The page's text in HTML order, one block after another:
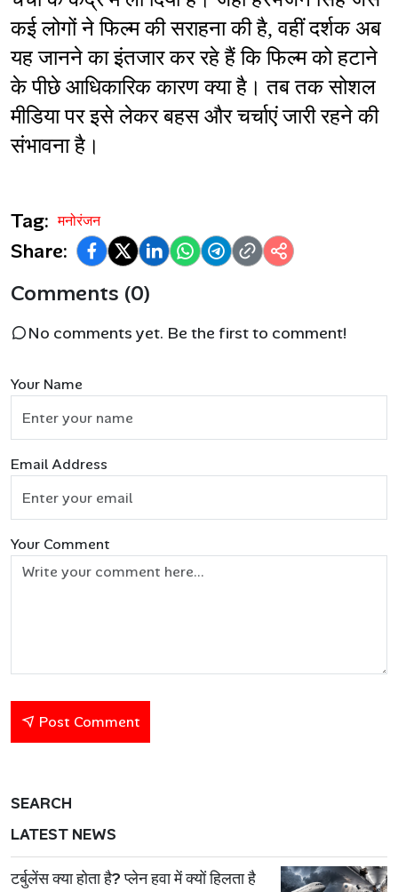
कई लोगों ने फिल्म की सराहना की है, वहीं दर्शक अब
यह जानने का इंतजार कर रहे हैं कि फिल्म को हटाने
के पीछे आधिकारिक कारण क्या है। तब तक सोशल
मीडिया पर इसे लेकर बहस और चर्चाएं जारी रहने की
संभावना है।
Tag: मनोरंजन
Share:
Comments (0)
No comments yet. Be the first to comment!
Your Name
Email Address
Your Comment
Post Comment
SEARCH
LATEST NEWS
टर्बुलेंस क्या होता है? प्लेन हवा में क्यों हिलता है